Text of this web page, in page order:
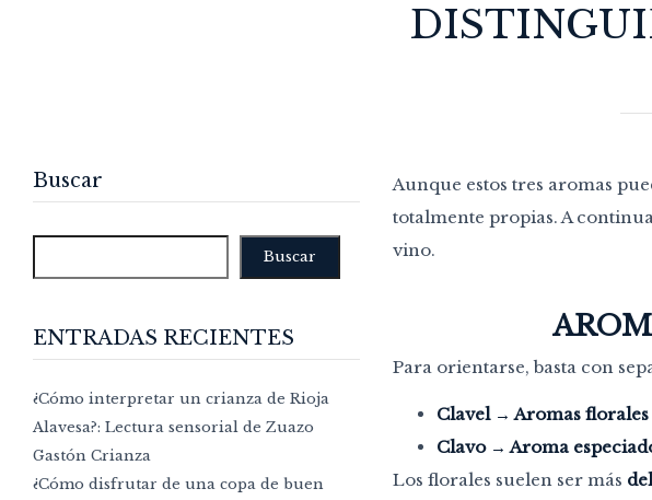
Buscar
Buscar
ENTRADAS RECIENTES
¿Cómo interpretar un crianza de Rioja
Alavesa?: Lectura sensorial de Zuazo
Gastón Crianza
¿Cómo disfrutar de una copa de buen
Aunque estos tres aromas
totalmente propias. A
vino.
Para orientarse, basta con
Clavel → Aromas florales
Clavo → Aroma
Los florales suelen ser más